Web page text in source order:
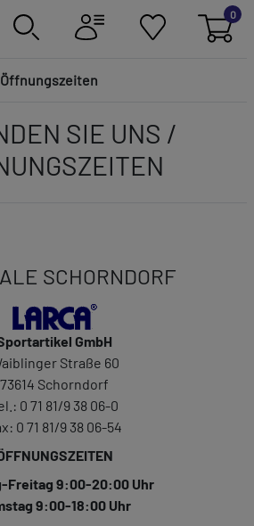
0
SIE UNS /
SCHORNDORF
GmbH
Straße 60
73614 Schorndorf
0 71 81/9 38 06-0
0 71 81/9 38 06-54
Freitag 9:00-20:00 Uhr
9:00-18:00 Uhr